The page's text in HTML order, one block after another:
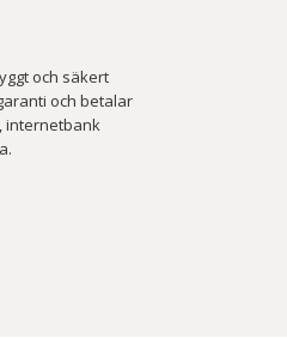
och säkert
och betalar
internetbank